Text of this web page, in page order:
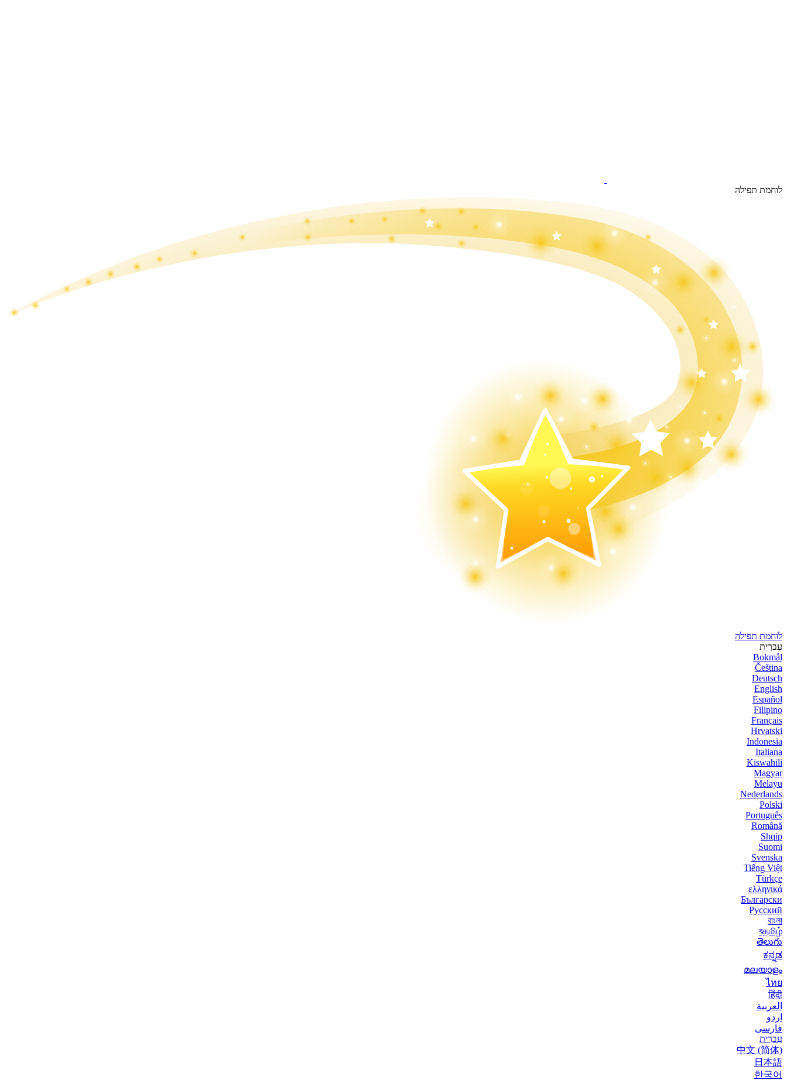
לוחמת תפילה
לוחמת תפילה
עִברִית
Bokmål
Čeština
Deutsch
English
Español
Filipino
Français
Hrvatski
Indonesia
Italiana
Kiswahili
Magyar
Melayu
Nederlands
Polski
Português
Română
Shqip
Suomi
Svenska
Tiếng Việt
Türkçe
ελληνικά
Български
Русский
বাংলা
বதமிழ்
తెలుగు
ಕನ್ನಡ
മലയാളം
ไทย
हिंदी
العربية
اردو
فارسی
עִברִית
中文 (简体)
日本語
한국어